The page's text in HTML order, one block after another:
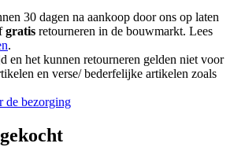
30 dagen na aankoop door ons op laten
gratis retourneren in de bouwmarkt. Lees
.
en het kunnen retourneren gelden niet voor
en verse/ bederfelijke artikelen zoals
de bezorging